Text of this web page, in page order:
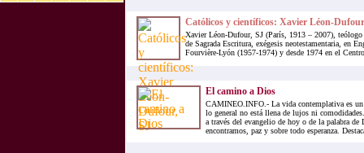
Católicos y científicos: Xavier Léon-
Xavier Léon-Dufour, SJ (París, 1913 – 2007), teólogo
de Sagrada Escritura, exégesis neotestamentaria, en
Fourvière-Lyón (1957-1974) y desde 1974 en el
El camino a Dios
CAMINEO.INFO.- La vida contemplativa es
lo general no está llena de lujos ni
a través del evangelio de hoy o de la palabra de
encontramos, paz y sobre todo esperanza.